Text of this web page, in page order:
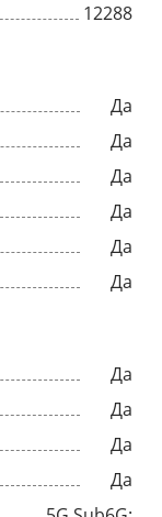
12288
Да
Да
Да
Да
Да
Да
Да
Да
Да
Да